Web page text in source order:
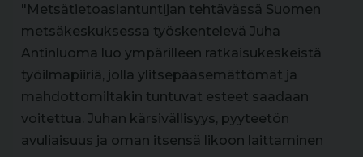
"Metsätietoasiantuntijan tehtävässä Suomen
metsäkeskuksessa työskentelevä Juha
Antinluoma luo ympärilleen ratkaisukeskeistä
työilmapiiriä, jolla ylitsepääsemättömät ja
mahdottomiltakin tuntuvat esteet saadaan
voitettua. Juhan kärsivällisyys, pyyteetön
avuliaisuus ja oman itsensä likoon laittaminen